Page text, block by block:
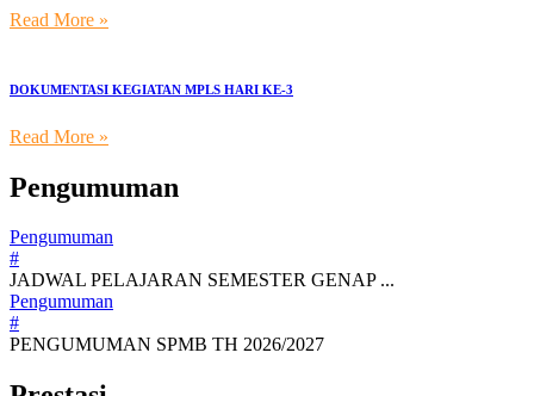
Read More »
DOKUMENTASI KEGIATAN MPLS HARI KE-3
Read More »
Pengumuman
Pengumuman
#
JADWAL PELAJARAN SEMESTER GENAP ...
Pengumuman
#
PENGUMUMAN SPMB TH 2026/2027